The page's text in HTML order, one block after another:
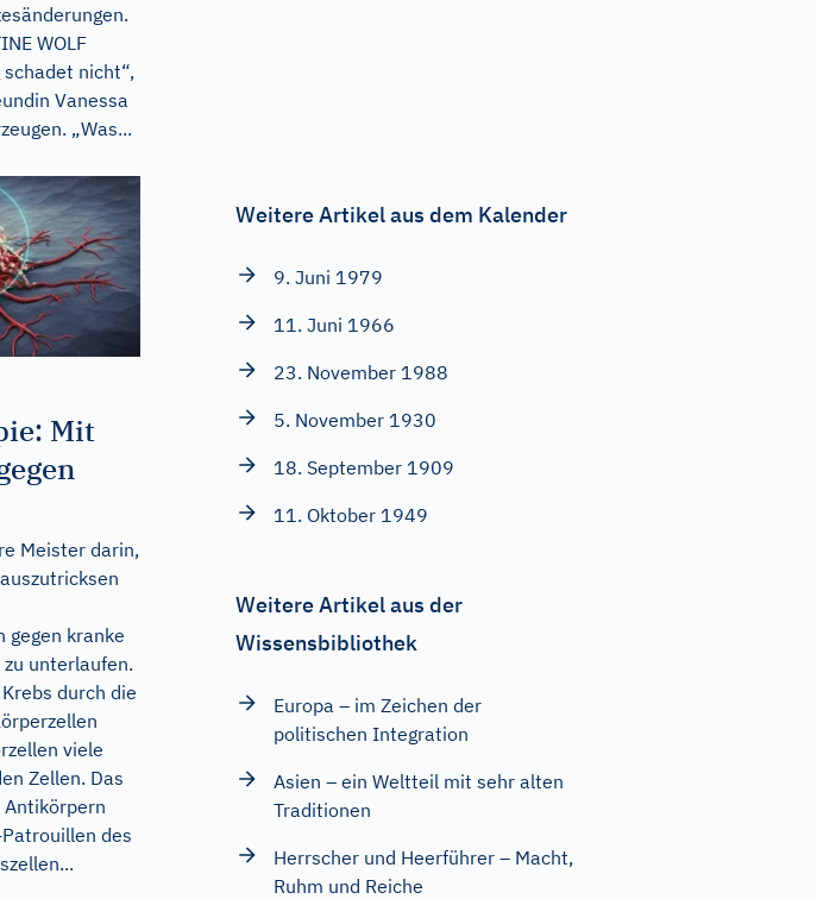
WOLF
nicht“,
Vanessa
„Was...
Mit
Meister darin,
gegen kranke
unterlaufen.
durch die
viele
Zellen. Das
des
Weitere Artikel aus dem Kalender
9. Juni 1979
11. Juni 1966
23. November 1988
5. November 1930
18. September 1909
11. Oktober 1949
Weitere Artikel aus der
Wissensbibliothek
Europa – im Zeichen der
politischen Integration
Asien – ein Weltteil mit sehr alten
Traditionen
Herrscher und Heerführer – Macht,
Ruhm und Reiche